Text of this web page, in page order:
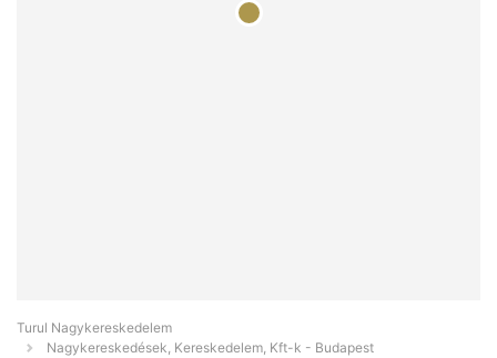
Turul Nagykereskedelem
Nagykereskedések, Kereskedelem, Kft-k - Budapest